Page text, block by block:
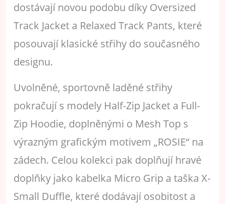
dostávají novou podobu díky Oversized
Track Jacket a Relaxed Track Pants, které
posouvají klasické střihy do současného
designu.
Uvolněné, sportovně laděné střihy
pokračují s modely Half-Zip Jacket a Full-
Zip Hoodie, doplněnými o Mesh Top s
výrazným grafickým motivem „ROSIE“ na
zádech. Celou kolekci pak doplňují hravé
doplňky jako kabelka Micro Grip a taška X-
Small Duffle, které dodávají osobitost a